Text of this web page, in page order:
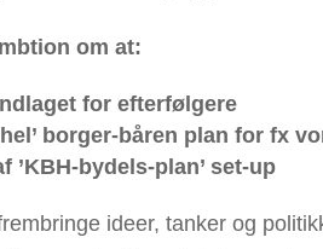
om at:
for efterfølgere
borger-båren plan for fx
’KBH-bydels-plan’ set-up
ideer, tanker og